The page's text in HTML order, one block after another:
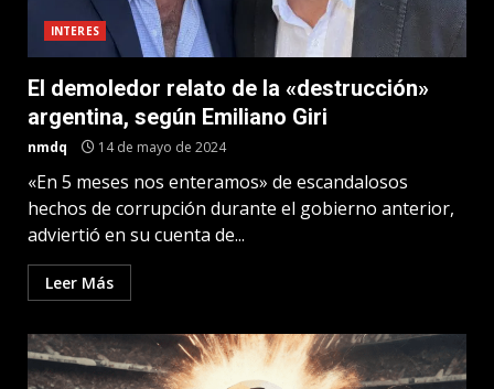
INTERES
El demoledor relato de la «destrucción»
argentina, según Emiliano Giri
nmdq 14 de mayo de 2024
«En 5 meses nos enteramos» de escandalosos
hechos de corrupción durante el gobierno anterior,
adviertió en su cuenta de...
Leer Más